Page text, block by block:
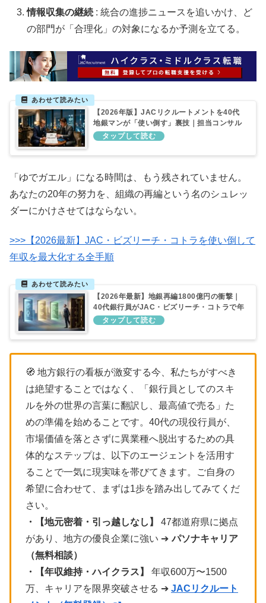
情報収集の継続 : 統合の進捗ニュースを追いかけ、ど
の部門が「合理化」の対象になるか予測を立てる。
【2026年版】JACリクルートメントを40代
地銀マンが「使い倒す」裏技｜担当コンサル
タントを味方につける初回面談の“逆質問”
「ゆでガエル」になる時間は、もう残されていません。
あなたの20年の努力を、組織の再編という名のシュレッ
ダーにかけさせてはならない。
>>>【2026最新】JAC・ビズリーチ・コトラを使い倒して
年収を最大化する全手順
【2026年最新】地銀再編1800億円の衝撃｜
40代銀行員がJAC・ビズリーチ・コトラで年
収を最大化する生存戦略
🧭 地方銀行の看板が激変する今、私たちがすべき
は絶望することではなく、「銀行員としてのスキ
ルを外の世界の言葉に翻訳し、最高値で売る」た
めの準備を始めることです。40代の現役行員が、
市場価値を落とさずに異業種へ脱出するための具
体的なステップは、以下のエージェントを活用す
ることで一気に現実味を帯びてきます。ご自身の
希望に合わせて、まずは1歩を踏み出してみてくだ
さい。
・【地元密着・引っ越しなし】
47都道府県に拠点
があり、地方の優良企業に強い ➔ パソナキャリア
（無料相談）
・【年収維持・ハイクラス】 年収600万〜1500
万、キャリアを限界突破させる ➔ JACリクルート